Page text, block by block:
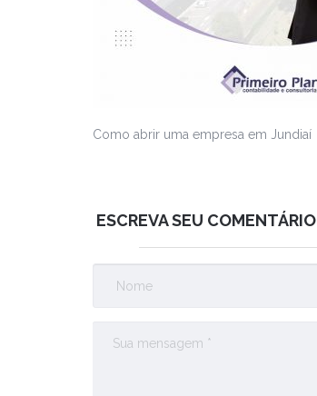
Como abrir uma empresa em Jundiaí
ESCREVA SEU COMENTÁRIO